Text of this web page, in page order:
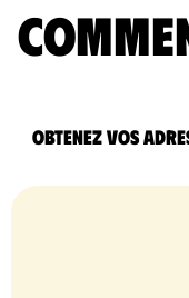
Obtenez vos